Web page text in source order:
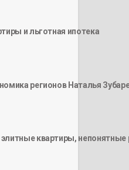
и льготная ипотека
регионов Наталья
квартиры, непонятные